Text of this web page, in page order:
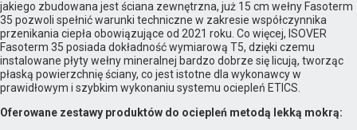
jakiego zbudowana jest ściana zewnętrzna, już 15 cm wełny Fasoterm
35 pozwoli spełnić warunki techniczne w zakresie współczynnika
przenikania ciepła obowiązujące od 2021 roku. Co więcej, ISOVER
Fasoterm 35 posiada dokładność wymiarową T5, dzięki czemu
instalowane płyty wełny mineralnej bardzo dobrze się licują, tworząc
płaską powierzchnię ściany, co jest istotne dla wykonawcy w
prawidłowym i szybkim wykonaniu systemu ociepleń ETICS.
Oferowane zestawy produktów do ociepleń metodą lekką mokrą: